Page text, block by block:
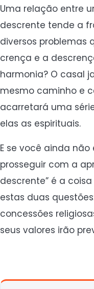
Uma relação entre
descrente tende a
diversos problemas
crença e a
harmonia? O casal
mesmo caminho e
acarretará uma
elas as espirituais.
E se você ainda
prosseguir com a
descrente” é a
estas duas
concessões
seus valores irão